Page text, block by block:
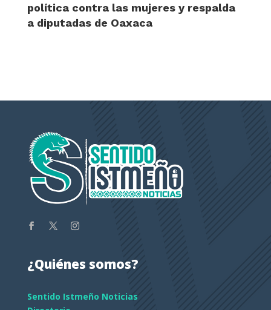
política contra las mujeres y respalda
a diputadas de Oaxaca
¿Quiénes somos?
Sentido Istmeño Noticias